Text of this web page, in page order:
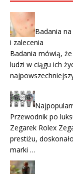
Badania
i zalecenia
Badania mówią,
ludzi w ciągu ich
Przewodnik po
Zegarek Rolex
prestiżu,
marki …